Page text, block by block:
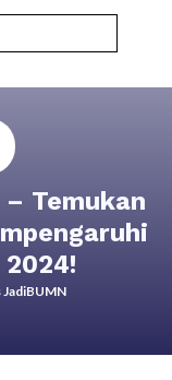
Temukan
2024!
JadiBUMN